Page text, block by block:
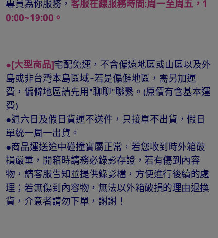
專員為你服務， 客服在線服務時間:周一至周五，1
0:00~19:00。
●[大型商品]宅配免運，不含偏遠地區或山區以及外
島或非台灣本島區域~若是偏僻地區，需另加運
費，偏僻地區請先用"聊聊"聯繫。(原價有含基本運
費)
●週六日及假日貨運不送件，只接單不出貨，假日
單統一周一出貨。
●商品運送途中碰撞實屬正常，若您收到時外箱破
損嚴重，開箱時請務必錄影存證，若有傷到內容
物，請客服告知並提供錄影檔，方便進行後續的處
理；若無傷到內容物，無法以外箱破損的理由退換
貨，介意者請勿下單，謝謝！